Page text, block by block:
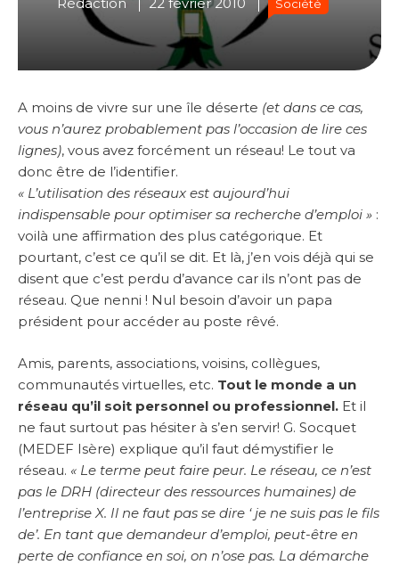
Rédaction 22 février 2010 Société
A moins de vivre sur une île déserte (et dans ce cas,
vous n’aurez probablement pas l’occasion de lire ces
lignes), vous avez forcément un réseau! Le tout va
donc être de l’identifier.
« L’utilisation des réseaux est aujourd’hui
indispensable pour optimiser sa recherche d’emploi » :
voilà une affirmation des plus catégorique. Et
pourtant, c’est ce qu’il se dit. Et là, j’en vois déjà qui se
disent que c’est perdu d’avance car ils n’ont pas de
réseau. Que nenni ! Nul besoin d’avoir un papa
président pour accéder au poste rêvé.
Amis, parents, associations, voisins, collègues,
communautés virtuelles, etc. Tout le monde a un
réseau qu’il soit personnel ou professionnel. Et il
ne faut surtout pas hésiter à s’en servir! G. Socquet
(MEDEF Isère) explique qu’il faut démystifier le
réseau. « Le terme peut faire peur. Le réseau, ce n’est
pas le DRH (directeur des ressources humaines) de
l’entreprise X. Il ne faut pas se dire ‘ je ne suis pas le fils
de’. En tant que demandeur d’emploi, peut-être en
perte de confiance en soi, on n’ose pas. La démarche